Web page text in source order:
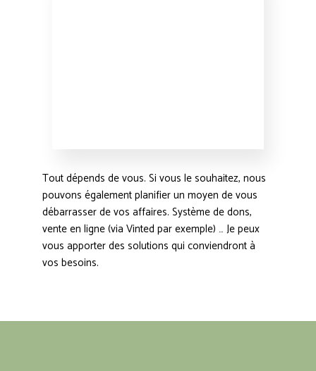
Tout dépends de vous. Si vous le souhaitez, nous
pouvons également planifier un moyen de vous
débarrasser de vos affaires. Système de dons,
vente en ligne (via Vinted par exemple) … Je peux
vous apporter des solutions qui conviendront à
vos besoins.